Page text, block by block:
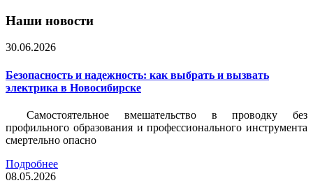
Наши новости
30.06.2026
Безопасность и надежность: как выбрать и вызвать
электрика в Новосибирске
Самостоятельное вмешательство в проводку без
профильного образования и профессионального инструмента
смертельно опасно
Подробнее
08.05.2026